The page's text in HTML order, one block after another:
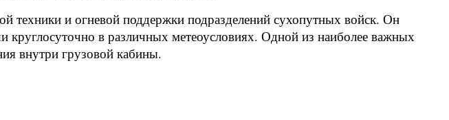
техники и огневой поддержки подразделений сухопутных войск. Он
в различных метеоусловиях. Одной из наиболее важных
внутри грузовой кабины.